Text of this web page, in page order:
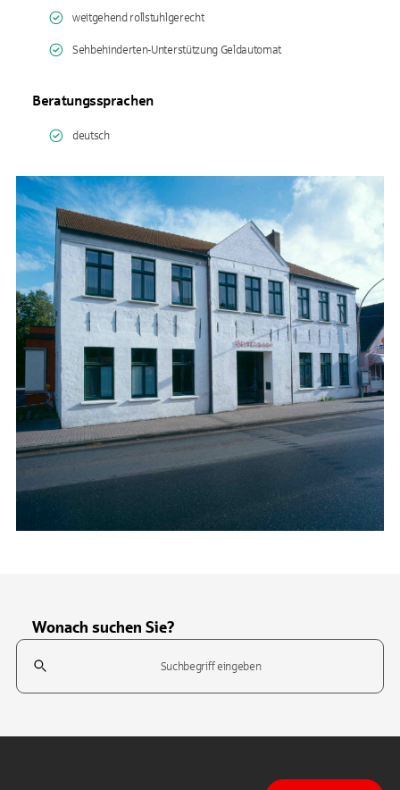
weitgehend rollstuhlgerecht
Sehbehinderten-Unterstützung Geldautomat
Beratungssprachen
deutsch
Wonach suchen Sie?
Suchfeld